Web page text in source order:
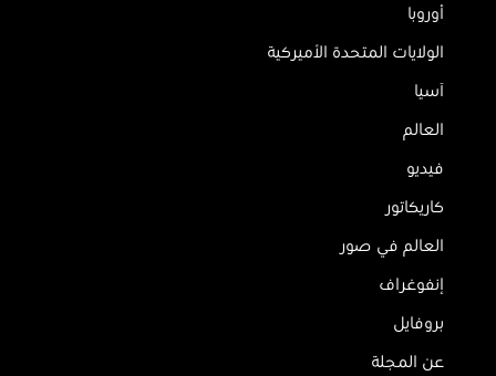
أوروبا
الولايات المتحدة الأميركية
آسيا
العالم
فيديو
كاريكاتور
العالم في صور
إنفوغراف
بروفايل
عن المجلة